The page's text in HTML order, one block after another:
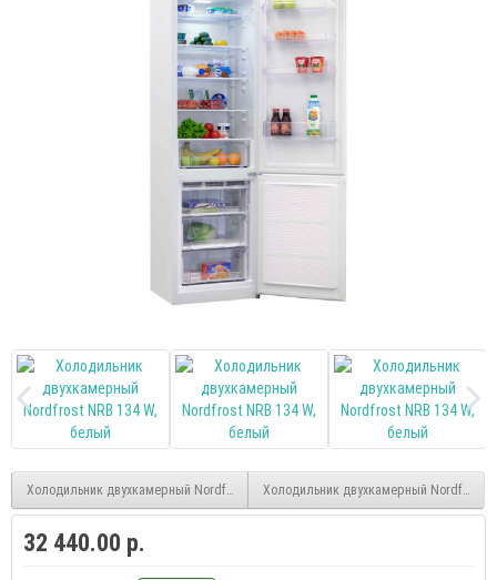
Холодильник двухкамерный Nordfrost NRB 132 S, серебристый
Холодильник двухкамерный Nordfrost
32 440.00 р.